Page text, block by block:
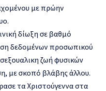
με πρώην
δίωξη σε βαθμό
δεδομένων προσωπικού
ζωή φυσικών
με σκοπό βλάβης άλλου.
τα Χριστούγεννα στα